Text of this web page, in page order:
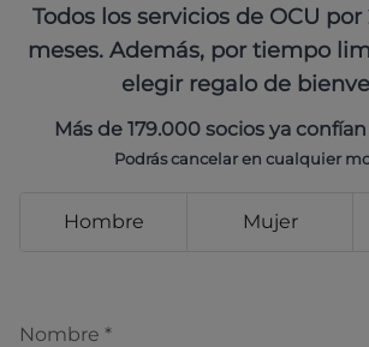
Todos los servicios de OCU
meses. Además, por tiempo
elegir regalo de
Más de 179.000 socios ya
Podrás cancelar en cualquier
Hombre Mujer
Nombre *